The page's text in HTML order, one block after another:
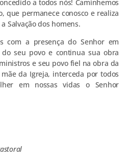
a todos nós! Caminhemos
que permanece conosco e realiza
Salvação dos homens.
com a presença do Senhor em
do seu povo e continua sua obra
e seu povo fiel na obra da
da Igreja, interceda por todos
em nossas vidas o Senhor